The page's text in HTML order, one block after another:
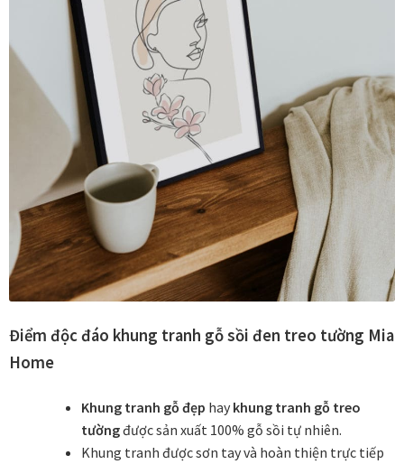
Đóng khung ảnh
Đóng khung áo đấu – áo thun
Đóng khung tranh canvas – tranh sơn dầu
Đóng khung tranh đính đá
Đóng khung tranh kính cho tranh ảnh, giấy mỹ thuật,
poster, bản vẽ tay
Đóng khung tranh sơn mài
Giỏ hàng
Giới Thiệu Mia Home
Điểm độc đáo khung tranh gỗ sồi đen treo tường Mia
Home
Khung tranh gỗ đẹp hay khung tranh gỗ treo
tườngđược sản xuất 100% gỗ sồi tự nhiên.
Khung tranh được sơn tay và hoàn thiện trực tiếp